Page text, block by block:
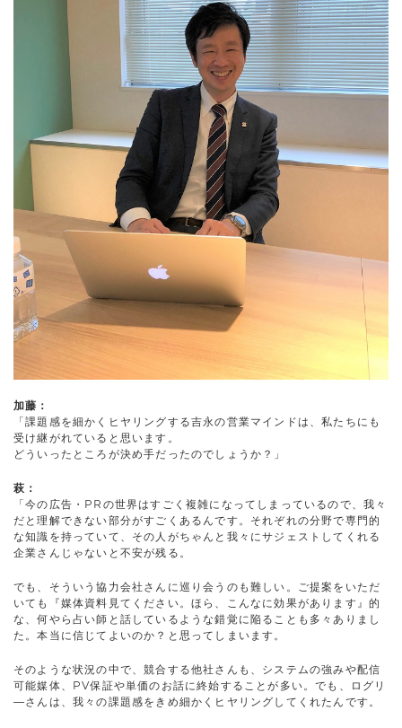
加藤：
「課題感を細かくヒヤリングする吉永の営業マインドは、私たちにも
受け継がれていると思います。
どういったところが決め手だったのでしょうか？」
萩：
「今の広告・PRの世界はすごく複雑になってしまっているので、我々
だと理解できない部分がすごくあるんです。それぞれの分野で専門的
な知識を持っていて、その人がちゃんと我々にサジェストしてくれる
企業さんじゃないと不安が残る。
でも、そういう協力会社さんに巡り会うのも難しい。ご提案をいただ
いても『媒体資料見てください。ほら、こんなに効果があります』的
な、何やら占い師と話しているような錯覚に陥ることも多々ありまし
た。本当に信じてよいのか？と思ってしまいます。
そのような状況の中で、競合する他社さんも、システムの強みや配信
可能媒体、PV保証や単価のお話に終始することが多い。でも、ログリ
―さんは、我々の課題感をきめ細かくヒヤリングしてくれたんです。